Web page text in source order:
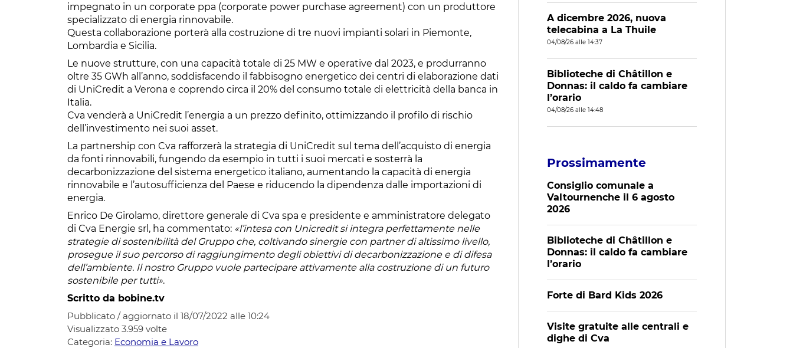
impegnato in un corporate ppa (corporate power purchase agreement) con un produttore
specializzato di energia rinnovabile.
Questa collaborazione porterà alla costruzione di tre nuovi impianti solari in Piemonte,
Lombardia e Sicilia.
Le nuove strutture, con una capacità totale di 25 MW e operative dal 2023, e produrranno
oltre 35 GWh all’anno, soddisfacendo il fabbisogno energetico dei centri di elaborazione dati
di UniCredit a Verona e coprendo circa il 20% del consumo totale di elettricità della banca in
Italia.
Cva venderà a UniCredit l’energia a un prezzo definito, ottimizzando il profilo di rischio
dell’investimento nei suoi asset.
La partnership con Cva rafforzerà la strategia di UniCredit sul tema dell’acquisto di energia
da fonti rinnovabili, fungendo da esempio in tutti i suoi mercati e sosterrà la
decarbonizzazione del sistema energetico italiano, aumentando la capacità di energia
rinnovabile e l’autosufficienza del Paese e riducendo la dipendenza dalle importazioni di
energia.
Enrico De Girolamo, direttore generale di Cva spa e presidente e amministratore delegato
di Cva Energie srl, ha commentato: «l’intesa con Unicredit si integra perfettamente nelle
strategie di sostenibilità del Gruppo che, coltivando sinergie con partner di altissimo livello,
prosegue il suo percorso di raggiungimento degli obiettivi di decarbonizzazione e di difesa
dell’ambiente. Il nostro Gruppo vuole partecipare attivamente alla costruzione di un futuro
sostenibile per tutti».
Scritto da bobine.tv
Pubblicato / aggiornato il 18/07/2022 alle 10:24
Visualizzato 3.959 volte
Categoria: Economia e Lavoro
A dicembre 2026, nuova
telecabina a La Thuile
04/08/26 alle 14:37
Biblioteche di Châtillon e
Donnas: il caldo fa cambiare
l’orario
04/08/26 alle 14:48
Prossimamente
Consiglio comunale a
Valtournenche il 6 agosto
2026
Biblioteche di Châtillon e
Donnas: il caldo fa cambiare
l’orario
Forte di Bard Kids 2026
Visite gratuite alle centrali e
dighe di Cva